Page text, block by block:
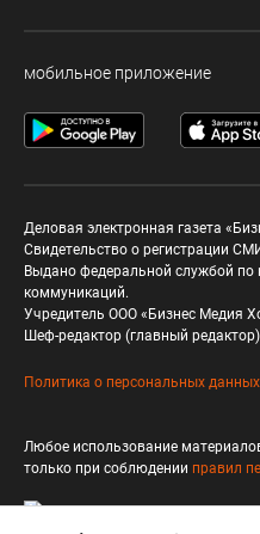
мобильное приложение
Деловая электронная газета
Свидетельство о регистрации
Выдано федеральной службой по
коммуникаций.
Учредитель ООО «Бизнес Медия
Шеф-редактор (главный
Политика о персональных данных
Любое использование
только при соблюдении правил